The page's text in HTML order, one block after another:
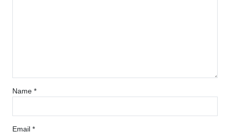
Name *
Email *